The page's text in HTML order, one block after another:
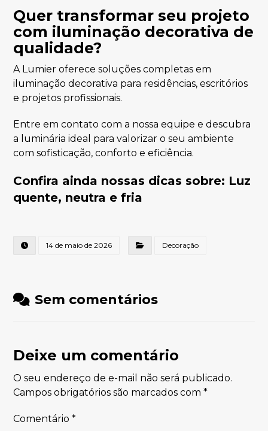
Quer transformar seu projeto
com iluminação decorativa de
qualidade?
A Lumier oferece soluções completas em
iluminação decorativa para residências, escritórios
e projetos profissionais.
Entre em contato com a nossa equipe e descubra
a luminária ideal para valorizar o seu ambiente
com sofisticação, conforto e eficiência.
Confira ainda nossas dicas sobre: Luz
quente, neutra e fria
14 de maio de 2026 Decoração
Sem comentários
Deixe um comentário
O seu endereço de e-mail não será publicado.
Campos obrigatórios são marcados com*
Comentário*